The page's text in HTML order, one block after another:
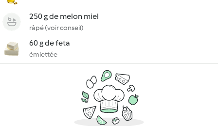
250 g de melon miel
râpé (voir conseil)
60 g de feta
émiettée